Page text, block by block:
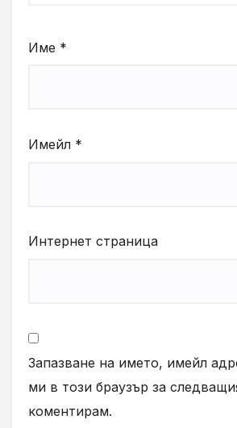
Име *
Имейл *
Интернет страница
Запазване на името, имейл
ми в този браузър за
коментирам.